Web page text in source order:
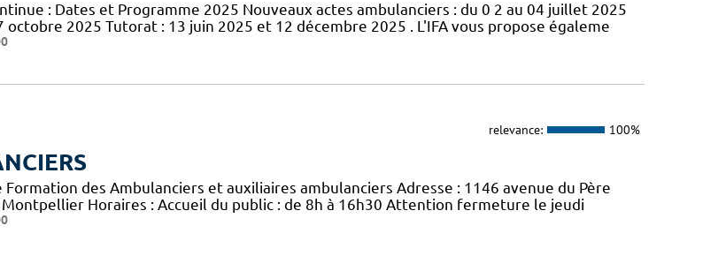
: Dates et Programme 2025 Nouveaux actes ambulanciers : du 0 2 au 04 juillet 2025
octobre 2025 Tutorat : 13 juin 2025 et 12 décembre 2025 . L'IFA vous propose égaleme
relevance: 100%
Formation des Ambulanciers et auxiliaires ambulanciers Adresse : 1146 avenue du Père
Montpellier Horaires : Accueil du public : de 8h à 16h30 Attention fermeture le jeudi